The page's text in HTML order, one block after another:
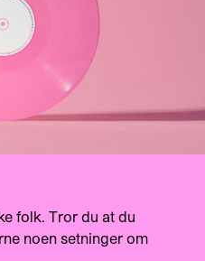
folk. Tror du at du
noen setninger om